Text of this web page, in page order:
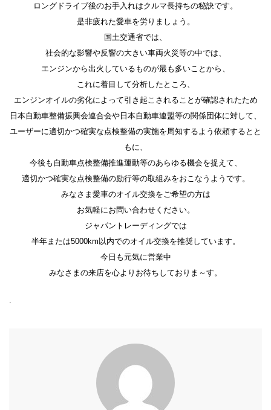
ロングドライブ後のお手入れはクルマ長持ちの秘訣です。
是非疲れた愛車を労りましょう。
国土交通省では、
社会的な影響や反響の大きい車両火災等の中では、
エンジンから出火しているものが最も多いことから、
これに着目して分析したところ、
エンジンオイルの劣化によって引き起こされることが確認されたため
日本自動車整備振興会連合会や日本自動車連盟等の関係団体に対して、
ユーザーに適切かつ確実な点検整備の実施を周知するよう依頼するとと
もに、
今後も自動車点検整備推進運動等のあらゆる機会を捉えて、
適切かつ確実な点検整備の励行等の取組みをおこなうようです。
みなさま愛車のオイル交換をご希望の方は
お気軽にお問い合わせください。
ジャパントレーディングでは
半年または5000km以内でのオイル交換を推奨しています。
今日も元気に営業中
みなさまの来店を心よりお待ちしておりま～す。